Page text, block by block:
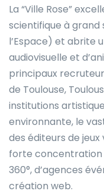
La “Ville Rose”
scientifique à grand
l’Espace) et abrite
audiovisuelle et
principaux
de Toulouse,
institutions
environnante, le
des éditeurs de jeux
forte concentration
360°, d’agences
création web.